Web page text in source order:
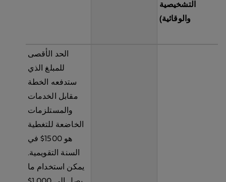
التشخيصية
والوقائية)
الحد الأقصى
للمبلغ الذي
ستدفعه الخطة
مقابل الخدمات
والمستلزمات
الخاضعة للتغطية
هو 1500$ في
السنة التقويمية.
يمكن استخدام ما